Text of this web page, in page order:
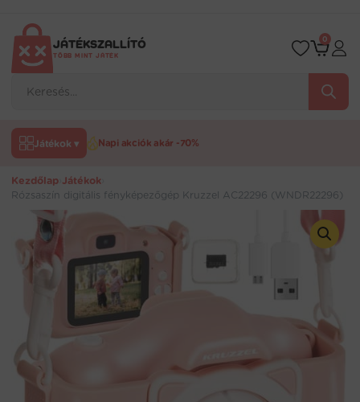
tartalomraJÁTÉKSZALLÍTÓ
TÖBB MINT JÁTÉK
search
0
Játékok ▾ Napi akciók akár -70%
Kezdőlap Játékok
Rózsaszín digitális fényképezőgép Kruzzel AC22296 (WNDR22296)